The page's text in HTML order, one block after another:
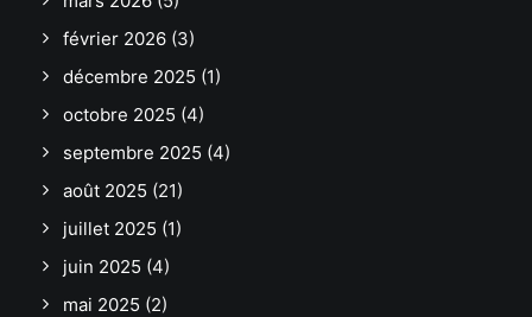
février 2026 (3)
décembre 2025 (1)
octobre 2025 (4)
septembre 2025 (4)
août 2025 (21)
juillet 2025 (1)
juin 2025 (4)
mai 2025 (2)